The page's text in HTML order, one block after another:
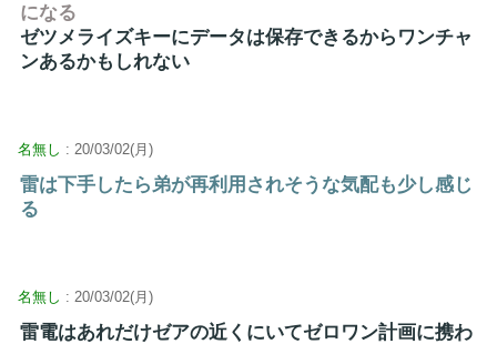
になる
ゼツメライズキーにデータは保存できるからワンチャ
ンあるかもしれない
名無し : 20/03/02(月)
雷は下手したら弟が再利用されそうな気配も少し感じ
る
名無し : 20/03/02(月)
雷電はあれだけゼアの近くにいてゼロワン計画に携わ